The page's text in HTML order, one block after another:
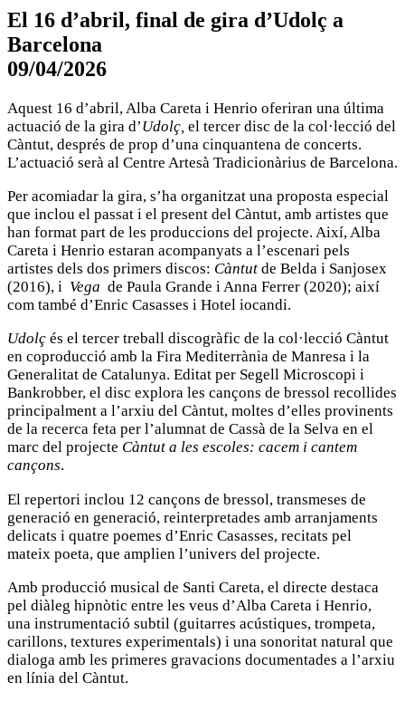
El 16 d’abril, final de gira d’Udolç a
Barcelona
09/04/2026
Aquest 16 d’abril, Alba Careta i Henrio oferiran una última
actuació de la gira d’Udolç, el tercer disc de la col·lecció del
Càntut, després de prop d’una cinquantena de concerts.
L’actuació serà al Centre Artesà Tradicionàrius de Barcelona.
Per acomiadar la gira, s’ha organitzat una proposta especial
que inclou el passat i el present del Càntut, amb artistes que
han format part de les produccions del projecte. Així, Alba
Careta i Henrio estaran acompanyats a l’escenari pels
artistes dels dos primers discos: Càntut de Belda i Sanjosex
(2016), i Vega de Paula Grande i Anna Ferrer (2020); així
com també d’Enric Casasses i Hotel iocandi.
Udolç és el tercer treball discogràfic de la col·lecció Càntut
en coproducció amb la Fira Mediterrània de Manresa i la
Generalitat de Catalunya. Editat per Segell Microscopi i
Bankrobber, el disc explora les cançons de bressol recollides
principalment a l’arxiu del Càntut, moltes d’elles provinents
de la recerca feta per l’alumnat de Cassà de la Selva en el
marc del projecte Càntut a les escoles: cacem i cantem
cançons.
El repertori inclou 12 cançons de bressol, transmeses de
generació en generació, reinterpretades amb arranjaments
delicats i quatre poemes d’Enric Casasses, recitats pel
mateix poeta, que amplien l’univers del projecte.
Amb producció musical de Santi Careta, el directe destaca
pel diàleg hipnòtic entre les veus d’Alba Careta i Henrio,
una instrumentació subtil (guitarres acústiques, trompeta,
carillons, textures experimentals) i una sonoritat natural que
dialoga amb les primeres gravacions documentades a l’arxiu
en línia del Càntut.